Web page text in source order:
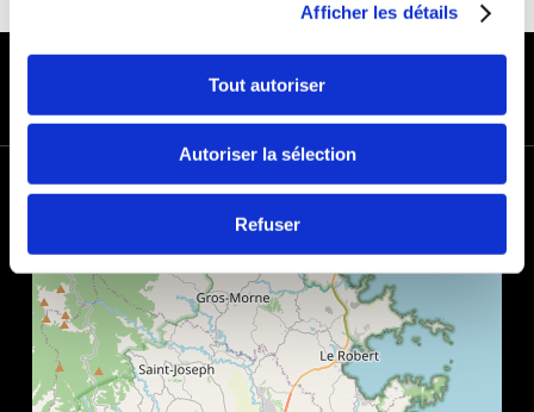
Afficher les détails
Tout autoriser
Autoriser la sélection
Refuser
MODES DE PAIEMENT
+